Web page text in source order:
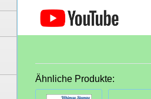
Ähnliche Produkte: